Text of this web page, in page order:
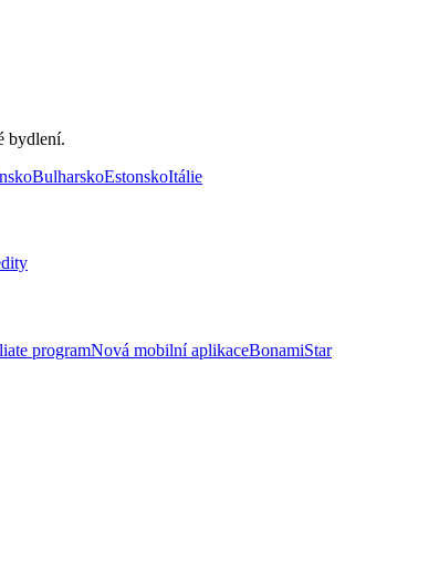
bydlení.
BulharskoEstonskoItálie
programNová mobilní aplikaceBonamiStar